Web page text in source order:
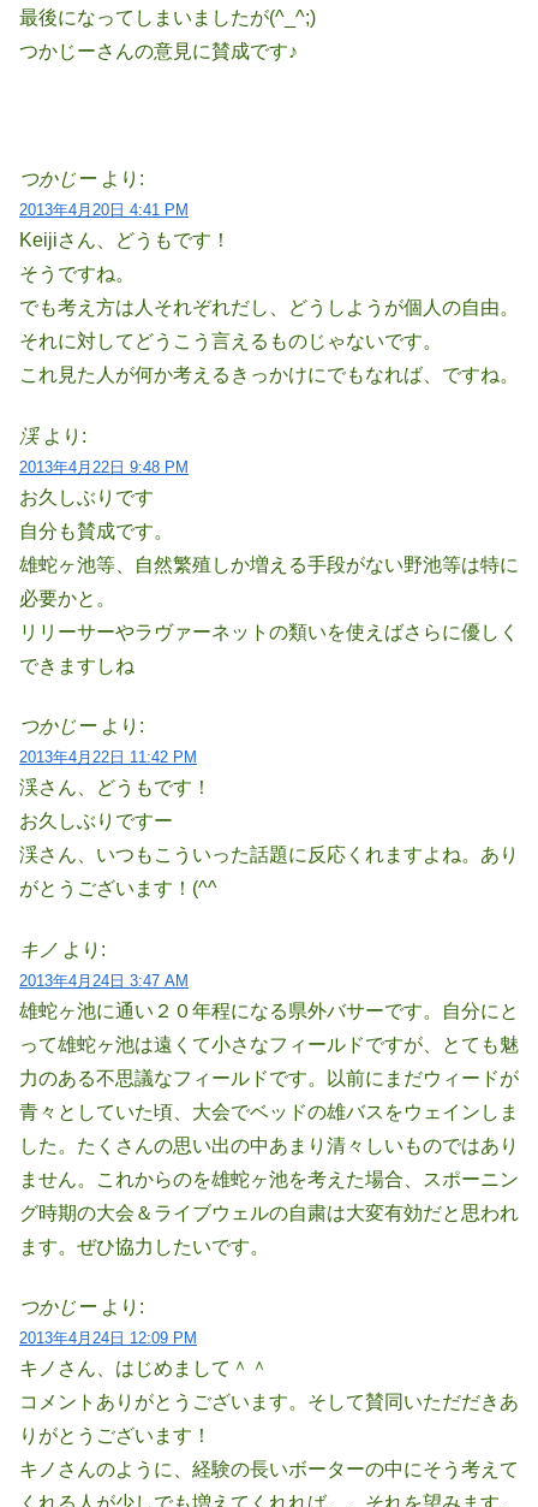
最後になってしまいましたが(^_^;)
つかじーさんの意見に賛成です♪
つかじー より:
2013年4月20日 4:41 PM
Keijiさん、どうもです！
そうですね。
でも考え方は人それぞれだし、どうしようが個人の自由。
それに対してどうこう言えるものじゃないです。
これ見た人が何か考えるきっかけにでもなれば、ですね。
渓 より:
2013年4月22日 9:48 PM
お久しぶりです
自分も賛成です。
雄蛇ヶ池等、自然繁殖しか増える手段がない野池等は特に
必要かと。
リリーサーやラヴァーネットの類いを使えばさらに優しく
できますしね
つかじー より:
2013年4月22日 11:42 PM
渓さん、どうもです！
お久しぶりですー
渓さん、いつもこういった話題に反応くれますよね。あり
がとうございます！(^^
キノ より:
2013年4月24日 3:47 AM
雄蛇ヶ池に通い２０年程になる県外バサーです。自分にと
って雄蛇ヶ池は遠くて小さなフィールドですが、とても魅
力のある不思議なフィールドです。以前にまだウィードが
青々としていた頃、大会でベッドの雄バスをウェインしま
した。たくさんの思い出の中あまり清々しいものではあり
ません。これからのを雄蛇ヶ池を考えた場合、スポーニン
グ時期の大会＆ライブウェルの自粛は大変有効だと思われ
ます。ぜひ協力したいです。
つかじー より:
2013年4月24日 12:09 PM
キノさん、はじめまして＾＾
コメントありがとうございます。そして賛同いただだきあ
りがとうございます！
キノさんのように、経験の長いボーターの中にそう考えて
くれる人が少しでも増えてくれれば。。それを望みます。